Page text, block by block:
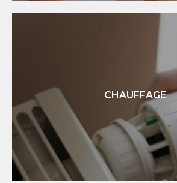
Ventilation Mécanique
DT Electricité intervient pour installer
domicile.
En savoir +
CHAUFFAGE